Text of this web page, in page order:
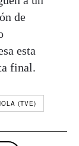
de
esta
final.
(TVE)